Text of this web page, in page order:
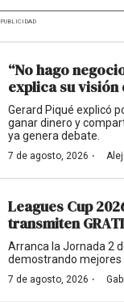
PUBLICIDAD
“No hago
explica su
Gerard Piqué explicó
ganar dinero y
ya genera debate.
7 de agosto, 2026 ·
Leagues Cup
transmiten
Arranca la Jornada 2
demostrando mejores
7 de agosto, 2026 ·